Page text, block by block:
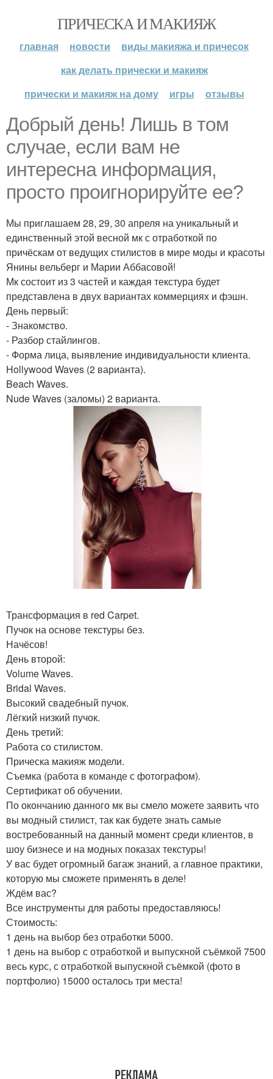
ПРИЧЕСКА И МАКИЯЖ
главная новости
виды макияжа и причесок
как делать прически и макияж
прически и макияж на дому
игры отзывы
Добрый день! Лишь в том
случае, если вам не
интересна информация,
просто проигнорируйте ее?
Мы приглашаем 28, 29, 30 апреля на уникальный и
единственный этой весной мк с отработкой по
причёскам от ведущих стилистов в мире моды и красоты
Янины вельберг и Марии Аббасовой!
Мк состоит из 3 частей и каждая текстура будет
представлена в двух вариантах коммерциях и фэшн.
День первый:
- Знакомство.
- Разбор стайлингов.
- Форма лица, выявление индивидуальности клиента.
Hollywood Waves (2 варианта).
Beach Waves.
Nude Waves (заломы) 2 варианта.
Трансформация в red Carpet.
Пучок на основе текстуры без.
Начёсов!
День второй:
Volume Waves.
Bridal Waves.
Высокий свадебный пучок.
Лёгкий низкий пучок.
День третий:
Работа со стилистом.
Прическа макияж модели.
Съемка (работа в команде с фотографом).
Сертификат об обучении.
По окончанию данного мк вы смело можете заявить что
вы модный стилист, так как будете знать самые
востребованный на данный момент среди клиентов, в
шоу бизнесе и на модных показах текстуры!
У вас будет огромный багаж знаний, а главное практики,
которую мы сможете применять в деле!
Ждём вас?
Все инструменты для работы предоставляюсь!
Стоимость:
1 день на выбор без отработки 5000.
1 день на выбор с отработкой и выпускной съёмкой 7500
весь курс, с отработкой выпускной съёмкой (фото в
портфолио) 15000 осталось три места!